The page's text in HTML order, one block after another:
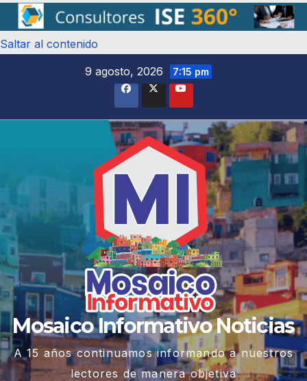
Saltar al contenido
9 agosto, 2026
7:15 pm
Mosaico Informativo Noticias
A 15 años continuamos informando a nuestros
lectores de manera objetiva